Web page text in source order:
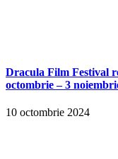
Dracula Film Festival
octombrie – 3
10 octombrie 2024